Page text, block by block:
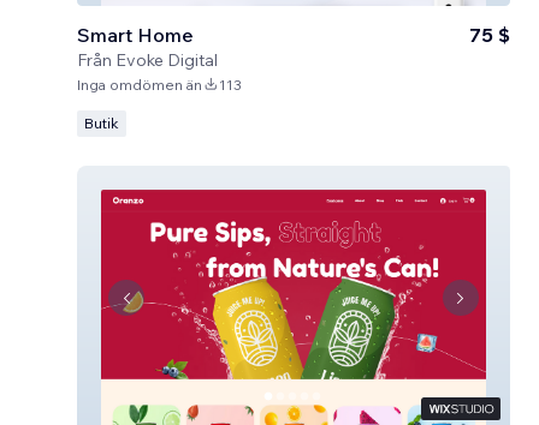
Smart Home
Från Evoke Digital
75 $
Inga omdömen än 113
Butik